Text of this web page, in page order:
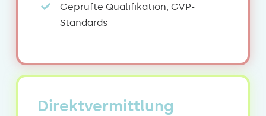
Geprüfte Qualifikation, GVP-
Standards
Direktvermittlung